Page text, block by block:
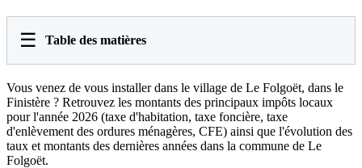
☰ Table des matières
Vous venez de vous installer dans le village de Le Folgoët, dans le
Finistère ? Retrouvez les montants des principaux impôts locaux
pour l'année 2026 (taxe d'habitation, taxe foncière, taxe
d'enlèvement des ordures ménagères, CFE) ainsi que l'évolution des
taux et montants des dernières années dans la commune de Le
Folgoët.